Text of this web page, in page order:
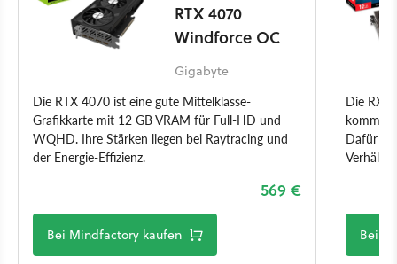
RTX 4070
Windforce OC
Gigabyte
Die RTX 4070 ist eine gute Mittelklasse-
Grafikkarte mit 12 GB VRAM für Full-HD und
WQHD. Ihre Stärken liegen bei Raytracing und
der Energie-Effizienz.
569 €
Bei Mindfactory kaufen
Die RX
kommt
Dafür
Bei